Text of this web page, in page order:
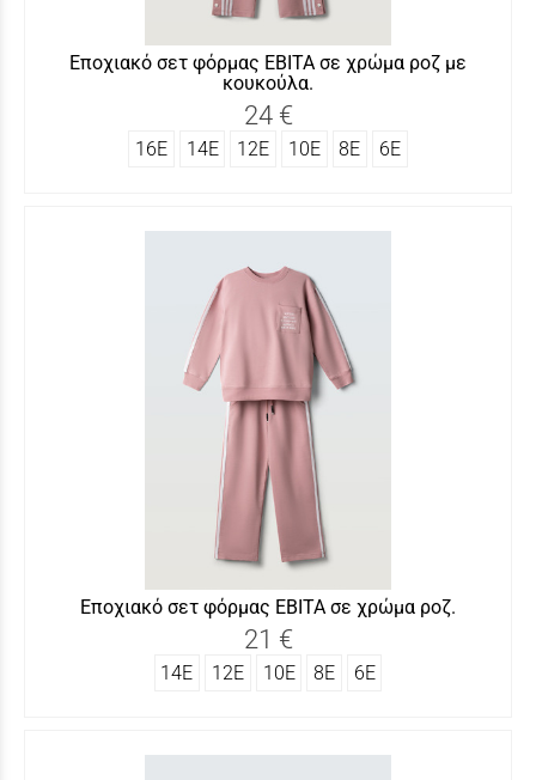
Εποχιακό σετ φόρμας ΕΒΙΤΑ σε χρώμα ροζ με
κουκούλα.
24 €
16Ε 14Ε 12Ε 10Ε 8Ε 6Ε
Εποχιακό σετ φόρμας ΕΒΙΤΑ σε χρώμα ροζ.
21 €
14Ε 12Ε 10Ε 8Ε 6Ε